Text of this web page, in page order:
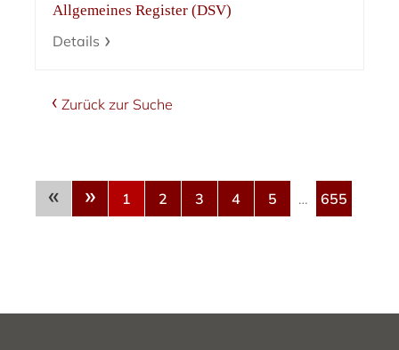
Allgemeines Register (DSV)
Details
Zurück zur Suche
« » 1 2 3 4 5 … 655